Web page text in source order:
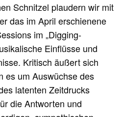
Schnitzel plaudern wir mit
das im April erschienene
im „Digging-
Einflüsse und
Kritisch äußert sich
es um Auswüchse des
latenten Zeitdrucks
die Antworten und